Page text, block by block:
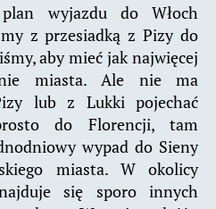
wyjazdu do Włoch
z przesiadką z Pizy do
aby mieć jak najwięcej
miasta. Ale nie ma
lub z Lukki pojechać
do Florencji, tam
wypad do Sieny
miasta. W okolicy
się sporo innych